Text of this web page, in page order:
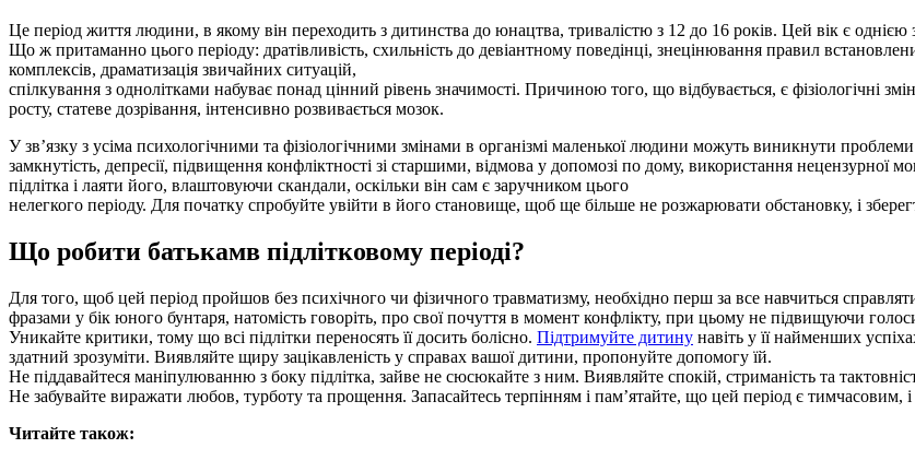
Це період життя людини, в якому він переходить з дитинства до юнацтва, тривалістю з 12 до 16 років. Цей вік є
Що ж притаманно цього періоду: дратівливість, схильність до девіантному поведінці, знецінювання правил
комплексів, драматизація звичайних ситуацій,
спілкування з однолітками набуває понад цінний рівень значимості. Причиною того, що відбувається, є фізіологічні
росту, статеве дозрівання, інтенсивно розвивається мозок.
У зв’язку з усіма психологічними та фізіологічними змінами в організмі маленької людини можуть виникнути проблеми
замкнутість, депресії, підвищення конфліктності зі старшими, відмова у допомозі по дому, використання нецензурної
підлітка і лаяти його, влаштовуючи скандали, оскільки він сам є заручником цього
нелегкого періоду. Для початку спробуйте увійти в його становище, щоб ще більше не розжарювати обстановку, і
Що робити батькамв підлітковому періоді?
Для того, щоб цей період пройшов без психічного чи фізичного травматизму, необхідно перш за все навчиться
фразами у бік юного бунтаря, натомість говоріть, про свої почуття в момент конфлікту, при цьому не підвищуючи
Уникайте критики, тому що всі підлітки переносять її досить болісно. Підтримуйте дитину навіть у її найменших
здатний зрозуміти. Виявляйте щиру зацікавленість у справах вашої дитини, пропонуйте допомогу їй.
Не піддавайтеся маніпулюванню з боку підлітка, зайве не сюсюкайте з ним. Виявляйте спокій, стриманість та
Не забувайте виражати любов, турботу та прощення. Запасайтесь терпінням і пам’ятайте, що цей період є тимчасовим,
Читайте також: